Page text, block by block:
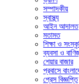
সম্পাদকীয়
স্বাস্থ্য
আইন আদালত
মতামত
শিক্ষা ও
ব্যবসা ও
শেয়ার বাজার
প্রবাসে
প্রেস বিজ্ঞপ্তি